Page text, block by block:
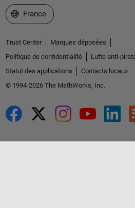
Sélectionner un site web
France
Trust Center
Marques déposées
Politique de confidentialité
Lutte anti-
Statut des applications
Contacts locaux
© 1994-2026 The MathWorks, Inc.